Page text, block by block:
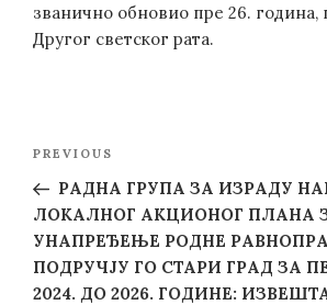
званично обновио пре 26. година,
Другог светског рата.
Previous
Post
PREVIOUS
РАДНА ГРУПА ЗА ИЗРАДУ
ЛОКАЛНОГ АКЦИОНОГ ПЛАНА
УНАПРЕЂЕЊЕ РОДНЕ
ПОДРУЧЈУ ГО СТАРИ ГРАД ЗА
2024. ДО 2026. ГОДИНЕ: